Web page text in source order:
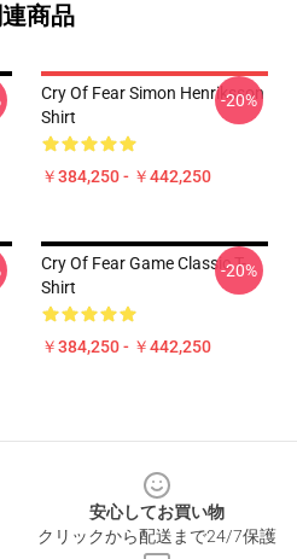
商品
Cry Of Fear Simon Henriksson
Shirt
￥384,250 - ￥442,250
-20%
Cry Of Fear Game Classic T-
Shirt
￥384,250 - ￥442,250
-20%
安心してお買い物
クリックから配送まで24/7保護